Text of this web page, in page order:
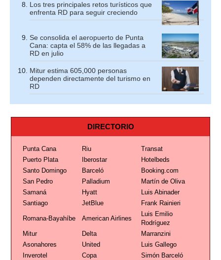
Los tres principales retos turísticos que
enfrenta RD para seguir creciendo
Se consolida el aeropuerto de Punta
Cana: capta el 58% de las llegadas a
RD en julio
Mitur estima 605,000 personas
dependen directamente del turismo en
RD
DIRECTORIO
Punta Cana Riu
Transat
Puerto Plata
Iberostar
Hotelbeds
Santo Domingo
Barceló
Booking.com
San Pedro
Palladium
Martín de Oliva
Samaná
Hyatt
Luis Abinader
Santiago
JetBlue Frank Rainieri
Romana-Bayahíbe American Airlines
Luis Emilio
Rodríguez
Mitur
Delta
Marranzini
Asonahores
United
Luis Gallego
Inverotel
Copa Simón Barceló